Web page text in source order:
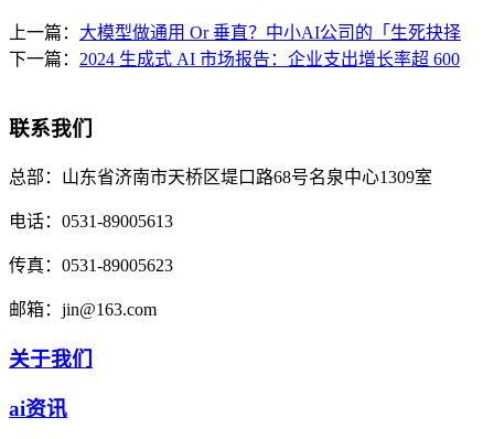
上一篇： 大模型做通用 Or 垂直？中小AI公司的「生死抉择
下一篇： 2024 生成式 AI 市场报告：企业支出增长率超 600
联系我们
总部： 山东省济南市天桥区堤口路68号名泉中心1309室
电话： 0531-89005613
传真： 0531-89005623
邮箱： jin@163.com
关于我们
ai资讯